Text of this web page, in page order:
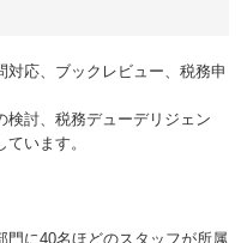
応、ブックレビュー、税務申
検討、税務デューデリジェン
います。
門に40名ほどのスタッフが所属